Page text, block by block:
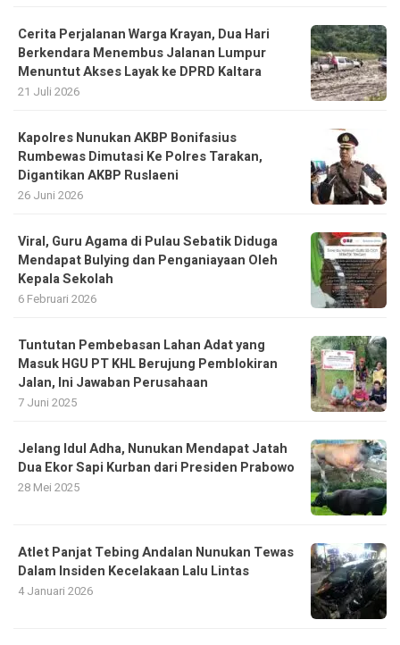
Cerita Perjalanan Warga Krayan, Dua Hari
Berkendara Menembus Jalanan Lumpur
Menuntut Akses Layak ke DPRD Kaltara
21 Juli 2026
Kapolres Nunukan AKBP Bonifasius
Rumbewas Dimutasi Ke Polres Tarakan,
Digantikan AKBP Ruslaeni
26 Juni 2026
Viral, Guru Agama di Pulau Sebatik Diduga
Mendapat Bulying dan Penganiayaan Oleh
Kepala Sekolah
6 Februari 2026
Tuntutan Pembebasan Lahan Adat yang
Masuk HGU PT KHL Berujung Pemblokiran
Jalan, Ini Jawaban Perusahaan
7 Juni 2025
Jelang Idul Adha, Nunukan Mendapat Jatah
Dua Ekor Sapi Kurban dari Presiden Prabowo
28 Mei 2025
Atlet Panjat Tebing Andalan Nunukan Tewas
Dalam Insiden Kecelakaan Lalu Lintas
4 Januari 2026